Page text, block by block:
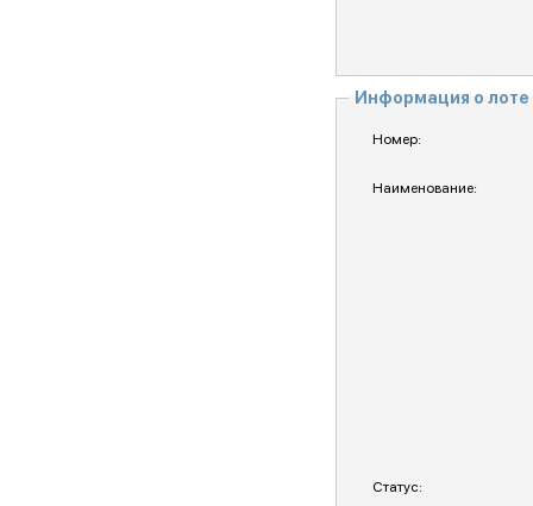
Информация о
Номер:
Наименование:
Статус: